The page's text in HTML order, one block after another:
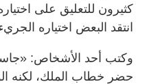
كثيرون للتعليق على
انتقد البعض اختياره
وكتب أحد الأشخاص:
حضر خطاب الملك، لكنه